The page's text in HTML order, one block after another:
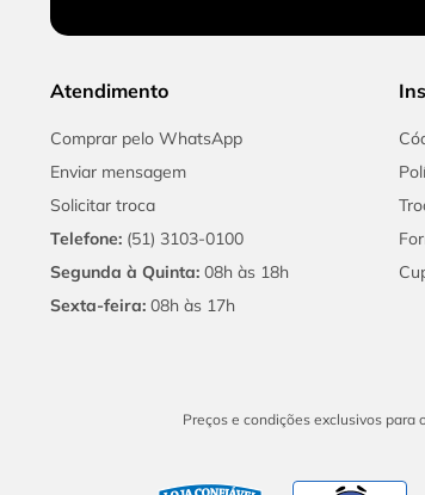
Atendimento
Comprar pelo WhatsApp
Enviar mensagem
Solicitar troca
Telefone: (51) 3103-0100
Segunda à Quinta: 08h às 18h
Sexta-feira: 08h às 17h
Preços e condições exclusivos para